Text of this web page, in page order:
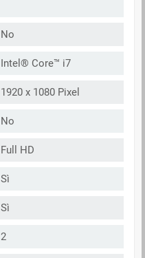
No
Intel® Core™ i7
1920 x 1080 Pixel
No
Full HD
Sì
Sì
2